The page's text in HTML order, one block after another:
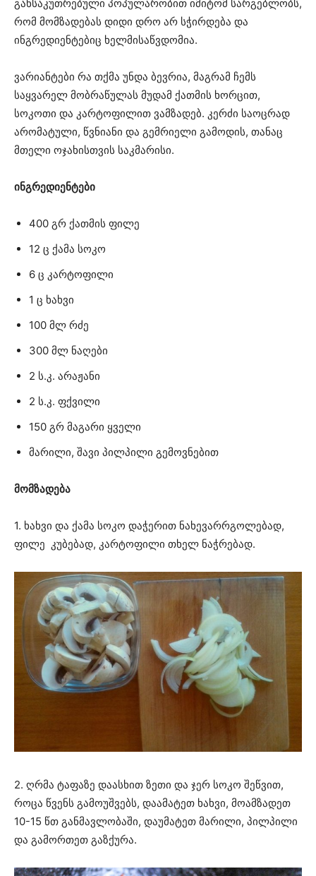
განსაკუთრებული პოპულარობით იმიტომ სარგებლობს,
რომ მომზადებას დიდი დრო არ სჭირდება და
ინგრედიენტებიც ხელმისაწვდომია.
ვარიანტები რა თქმა უნდა ბევრია, მაგრამ ჩემს
საყვარელ მობრაწულას მუდამ ქათმის ხორცით,
სოკოთი და კარტოფილით ვამზადებ. კერძი საოცრად
არომატული, წვნიანი და გემრიელი გამოდის, თანაც
მთელი ოჯახისთვის საკმარისი.
ინგრედიენტები
400 გრ ქათმის ფილე
12 ც ქამა სოკო
6 ც კარტოფილი
1 ც ხახვი
100 მლ რძე
300 მლ ნაღები
2 ს.კ. არაჟანი
2 ს.კ. ფქვილი
150 გრ მაგარი ყველი
მარილი, შავი პილპილი გემოვნებით
მომზადება
1. ხახვი და ქამა სოკო დაჭერით ნახევარრგოლებად,
ფილე კუბებად, კარტოფილი თხელ ნაჭრებად.
2. ღრმა ტაფაზე დაასხით ზეთი და ჯერ სოკო შეწვით,
როცა წვენს გამოუშვებს, დაამატეთ ხახვი, მოამზადეთ
10-15 წთ განმავლობაში, დაუმატეთ მარილი, პილპილი
და გამორთეთ გაზქურა.